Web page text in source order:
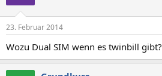
23. Februar 2014
Wozu Dual SIM wenn es twinbill gibt?